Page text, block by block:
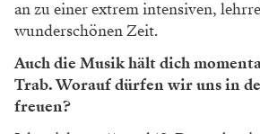
an zu einer extrem intensiven,
wunderschönen Zeit.
Auch die Musik hält dich
Trab. Worauf dürfen wir uns in
freuen?